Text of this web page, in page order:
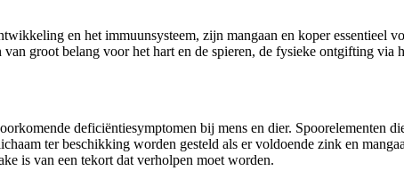
en het immuunsysteem, zijn mangaan en koper essentieel
groot belang voor het hart en de spieren, de fysieke ontgifting
deficiëntiesymptomen bij mens en dier. Spoorelementen
ter beschikking worden gesteld als er voldoende zink en
is van een tekort dat verholpen moet worden.